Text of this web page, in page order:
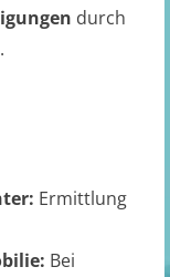
durch
Ermittlung
Bei